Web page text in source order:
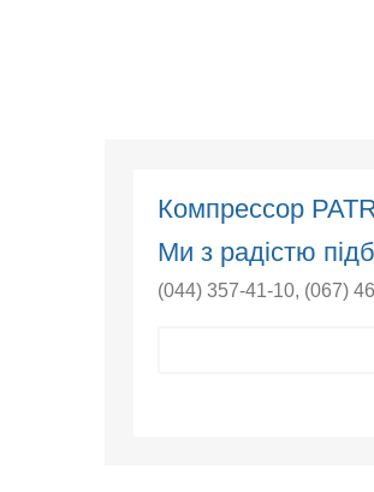
Компрессор
Ми з радістю
(044) 357-41-10, (067)